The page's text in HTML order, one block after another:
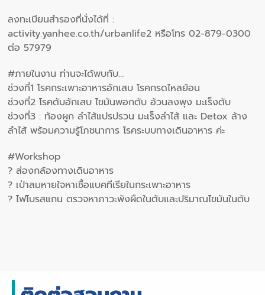
ลงทะเบียนสำรองที่นั่งได้ที่ :
activity.yanhee.co.th/urbanlife2 หรือโทร 02-879-0300
ต่อ 57979
#ภายในงาน ท่านจะได้พบกับ…
ช่วงที่1 โรคกระเพาะอาหารอักเสบ โรคกรดไหลย้อน
ช่วงที่2 โรคตับอักเสบ ไขมันพอกตับ อ้วนลงพุง มะเร็งตับ
ช่วงที่3 : ท้องผูก ลำไส้แปรปรวน มะเร็งลำไส้ และ Detox ล้าง
ลำไส้ พร้อมความรู้โภชนาการ โรคระบบทางเดินอาหาร ค่ะ
#Workshop
? ส่องกล้องทางเดินอาหาร
? เป่าลมหายใจหาเชื้อแบคทีเรียในกระเพาะอาหาร
? ไฟโบรสแกน ตรวจหาภาวะพังผืดในตับและปริมาณไขมันในตับ